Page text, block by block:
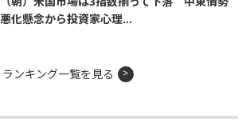
悪化懸念から投資家心理...
ランキング一覧を見る